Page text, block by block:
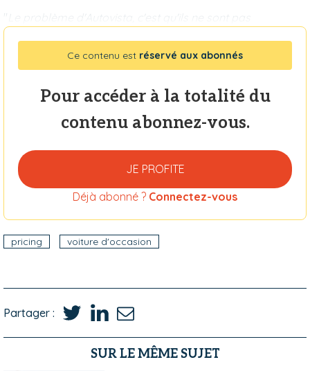
"
Ce contenu est réservé aux abonnés
Pour accéder à la totalité du
contenu abonnez-vous.
JE PROFITE
Déjà abonné ? Connectez-vous
pricing voiture d'occasion
Partager :
SUR LE MÊME SUJET